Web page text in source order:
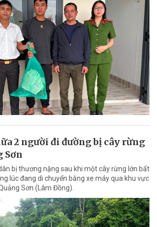
2 người đi đường bị cây rừng
Sơn
bị thương nặng sau khi một cây rừng lớn bất
lúc đang di chuyển bằng xe máy qua khu vực
Sơn (Lâm Đồng).